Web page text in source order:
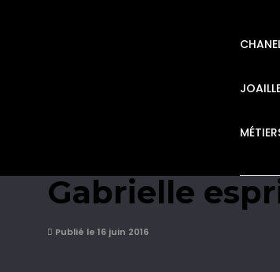
Gabrielle
Publié le 16 juin 2016